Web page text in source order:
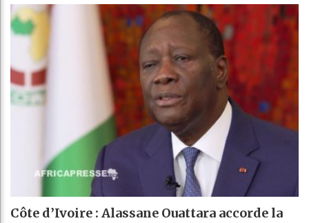
Côte d’Ivoire : Alassane Ouattara accorde la